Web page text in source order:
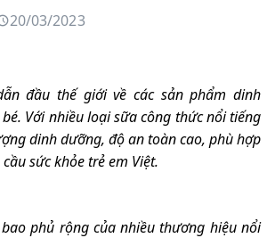
20/03/2023
đầu thế giới về các sản phẩm dinh
Với nhiều loại sữa công thức nổi tiếng
dinh dưỡng, độ an toàn cao, phù hợp
sức khỏe trẻ em Việt.
phủ rộng của nhiều thương hiệu nổi